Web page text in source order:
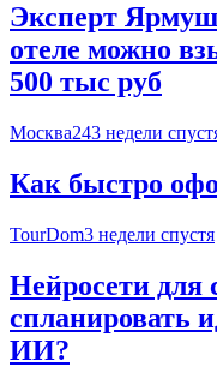
Эксперт
отеле можно
500 тыс руб
Москва243 недели
Как быстро
TourDom3 недели спустя
Нейросети для
спланировать
ИИ?